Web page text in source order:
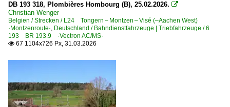
Unternehmen | EVU
Crossrail AG ·XRAIL·
Unternehmen
Adria Transport d.o.o. ·ADT·
DB 193 318, Plombières Hombourg (B), 25.02.2026. 
Christian Wenger
Belgien / Strecken / L24 Tongern – Montzen – Visé (–Aachen West)
·Montzenroute·, Deutschland / Bahndienstfahrzeuge | Triebfahrzeuge / 6
193 BR 193.9 ·Vectron AC/MS·
 67 1104x726 Px, 31.03.2026